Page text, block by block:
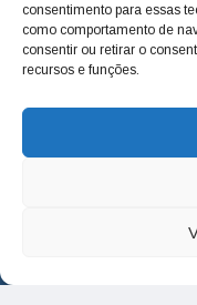
consentimento para essas
como comportamento de
consentir ou retirar o
recursos e funções.
deixamos de lado as
questionando os
para a cidade e